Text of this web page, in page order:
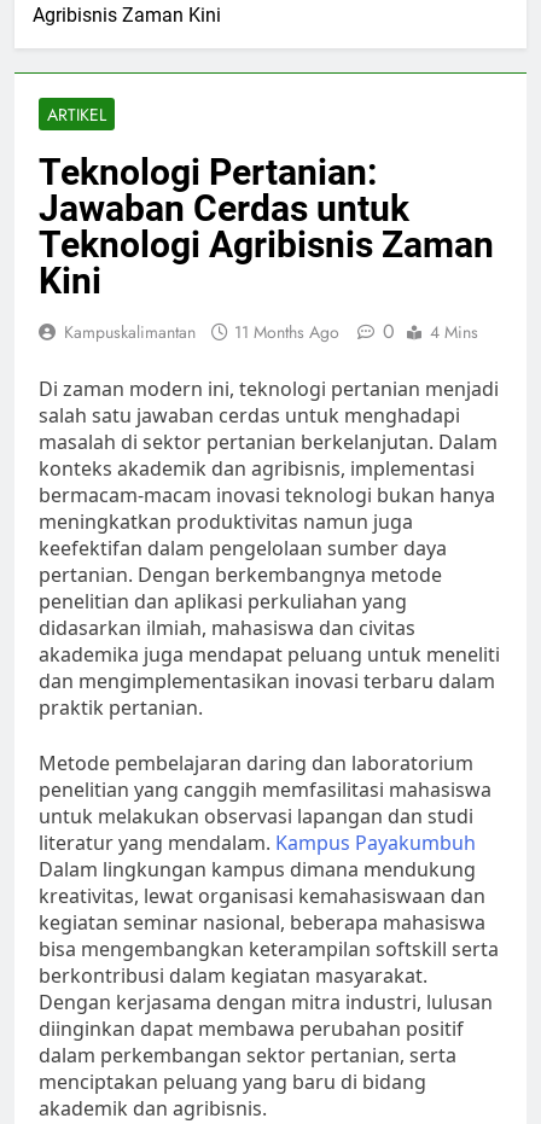
Agribisnis Zaman Kini
ARTIKEL
Teknologi Pertanian:
Jawaban Cerdas untuk
Teknologi Agribisnis Zaman
Kini
Kampuskalimantan 11 Months Ago 0 4 Mins
Di zaman modern ini, teknologi pertanian menjadi
salah satu jawaban cerdas untuk menghadapi
masalah di sektor pertanian berkelanjutan. Dalam
konteks akademik dan agribisnis, implementasi
bermacam-macam inovasi teknologi bukan hanya
meningkatkan produktivitas namun juga
keefektifan dalam pengelolaan sumber daya
pertanian. Dengan berkembangnya metode
penelitian dan aplikasi perkuliahan yang
didasarkan ilmiah, mahasiswa dan civitas
akademika juga mendapat peluang untuk meneliti
dan mengimplementasikan inovasi terbaru dalam
praktik pertanian.
Metode pembelajaran daring dan laboratorium
penelitian yang canggih memfasilitasi mahasiswa
untuk melakukan observasi lapangan dan studi
literatur yang mendalam. Kampus Payakumbuh
Dalam lingkungan kampus dimana mendukung
kreativitas, lewat organisasi kemahasiswaan dan
kegiatan seminar nasional, beberapa mahasiswa
bisa mengembangkan keterampilan softskill serta
berkontribusi dalam kegiatan masyarakat.
Dengan kerjasama dengan mitra industri, lulusan
diinginkan dapat membawa perubahan positif
dalam perkembangan sektor pertanian, serta
menciptakan peluang yang baru di bidang
akademik dan agribisnis.